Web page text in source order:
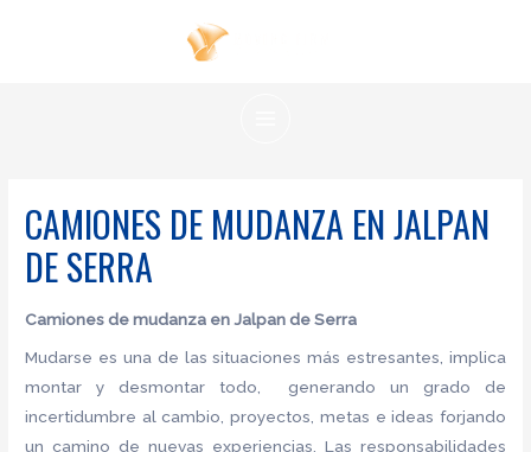
CAMIONES DE MUDANZA EN JALPAN
DE SERRA
Camiones de mudanza en Jalpan de Serra
Mudarse es una de las situaciones más estresantes, implica
montar y desmontar todo, generando un grado de
incertidumbre al cambio, proyectos, metas e ideas forjando
un camino de nuevas experiencias. Las responsabilidades